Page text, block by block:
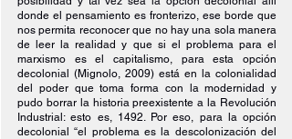
donde el pensamiento es fronterizo, ese borde que
nos permita reconocer que no hay una sola manera
de leer la realidad y que si el problema para el
marxismo es el capitalismo, para esta opción
decolonial (Mignolo, 2009) está en la colonialidad
del poder que toma forma con la modernidad y
pudo borrar la historia preexistente a la Revolución
Industrial: esto es, 1492. Por eso, para la opción
decolonial “el problema es la descolonización del